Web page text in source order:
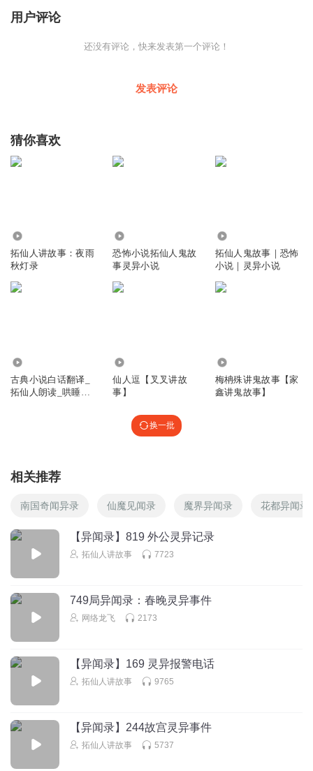
用户评论
还没有评论，快来发表第一个评论！
发表评论
猜你喜欢
拓仙人讲故事：夜雨
秋灯录
恐怖小说拓仙人鬼故
事灵异小说
拓仙人鬼故事｜恐怖
小说｜灵异小说
古典小说白话翻译_
拓仙人朗读_哄睡助
仙人逗【叉叉讲故
事】
梅柟殊讲鬼故事【家
鑫讲鬼故事】
换一批
相关推荐
南国奇闻异录 仙魔见闻录 魔界异闻录 花都异闻录
【异闻录】819 外公灵异记录
拓仙人讲故事 7723
749局异闻录：春晚灵异事件
网络龙飞 2173
【异闻录】169 灵异报警电话
拓仙人讲故事 9765
【异闻录】244故宫灵异事件
拓仙人讲故事 5737